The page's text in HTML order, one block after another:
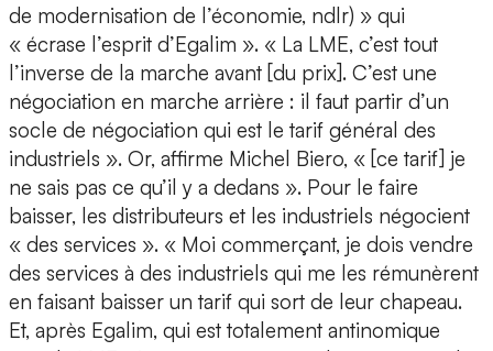
de modernisation de l’économie, ndlr) » qui
« écrase l’esprit d’Egalim ». « La LME, c’est tout
l’inverse de la marche avant [du prix]. C’est une
négociation en marche arrière : il faut partir d’un
socle de négociation qui est le tarif général des
industriels ». Or, affirme Michel Biero, « [ce tarif] je
ne sais pas ce qu’il y a dedans ». Pour le faire
baisser, les distributeurs et les industriels négocient
« des services ». « Moi commerçant, je dois vendre
des services à des industriels qui me les rémunèrent
en faisant baisser un tarif qui sort de leur chapeau.
Et, après Egalim, qui est totalement antinomique